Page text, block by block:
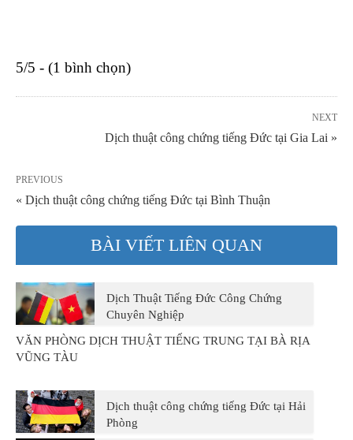
5/5 - (1 bình chọn)
NEXT
Dịch thuật công chứng tiếng Đức tại Gia Lai »
PREVIOUS
« Dịch thuật công chứng tiếng Đức tại Bình Thuận
BÀI VIẾT LIÊN QUAN
Dịch Thuật Tiếng Đức Công Chứng
Chuyên Nghiệp
VĂN PHÒNG DỊCH THUẬT TIẾNG TRUNG TẠI BÀ RỊA
VŨNG TÀU
Dịch thuật công chứng tiếng Đức tại Hải
Phòng